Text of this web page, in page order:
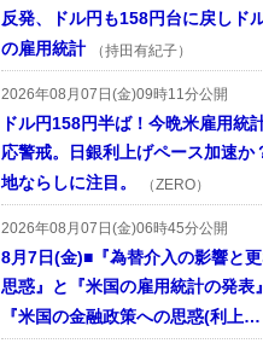
反発、ドル円も158円台に戻しド
の雇用統計
（持田有紀子）
2026年08月07日(金)09時11分公開
ドル円158円半ば！今晩米雇用統
応警戒。日銀利上げペース加速か
地ならしに注目。
（ZERO）
2026年08月07日(金)06時45分公開
8月7日(金)■『為替介入の影響と
思惑』と『米国の雇用統計の発表
『米国の金融政策への思惑(利上…